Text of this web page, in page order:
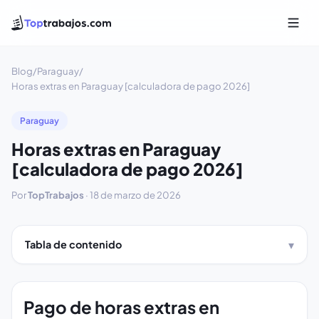
Blog/Paraguay/
Horas extras en Paraguay [calculadora de pago 2026]
Paraguay
Horas extras en Paraguay
[calculadora de pago 2026]
PorTopTrabajos ·18 de marzo de 2026
Tabla de contenido
Pago de horas extras en